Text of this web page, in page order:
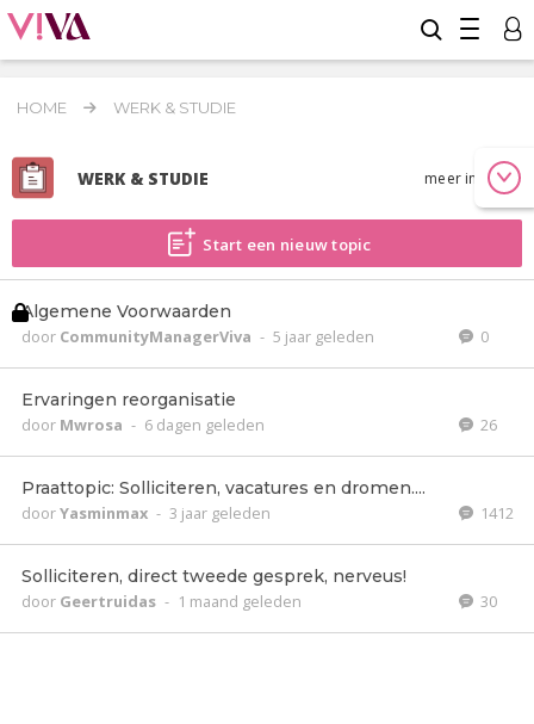
HOME WERK & STUDIE
WERK & STUDIE meer info
Start een nieuw topic
Algemene Voorwaarden
door CommunityManagerViva - 5 jaar geleden 0
Ervaringen reorganisatie
door Mwrosa - 6 dagen geleden 26
Praattopic: Solliciteren, vacatures en dromen....
doorYasminmax - 3 jaar geleden 1412
Solliciteren, direct tweede gesprek, nerveus!
door Geertruidas - 1 maand geleden 30